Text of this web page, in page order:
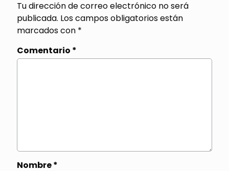
Tu dirección de correo electrónico no será
publicada. Los campos obligatorios están
marcados con *
Comentario *
Nombre*